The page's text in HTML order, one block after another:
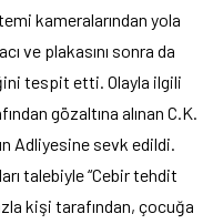
kameralarından yola
ve plakasını sonra da
tespit etti. Olayla ilgili
gözaltına alınan C.K.
Adliyesine sevk edildi.
talebiyle “Cebir tehdit
kişi tarafından, çocuğa